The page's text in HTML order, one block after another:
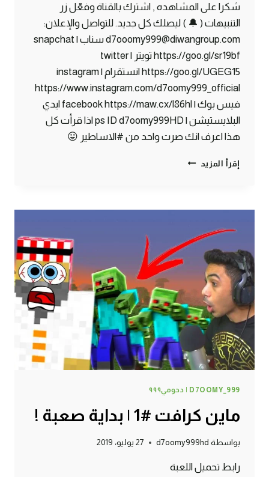
شكرا على المشاهده , اشترك بالقناة وفعّل زر
التنبيهات ( 🔔 ) ليصلك كل جديد. للتواصل والإعلان:
d7ooomy999@diwangroup.com سناب | snapchat
https://goo.gl/sr19bf تويتر | twitter
https://goo.gl/UGEG15 انستقرام | instagram
https://www.instagram.com/d7oomy999_official
فيس بوك | facebook https://maw.cx/l86hl ايدي
البلايستيشن | ps ID d7oomy999HD اذا قرأت كل
هذا اعرف انك صرت واحد من #الاساطير 😛
إقرأ المزيد ماين
هذا
دمر
حياتي
D7OOMY_999 | دحومي٩٩٩
ماين كرافت #1 | بداية صعبة !
بواسطة d7oomy999hd 27 يوليو، 2019
رابط تحميل اللعبة